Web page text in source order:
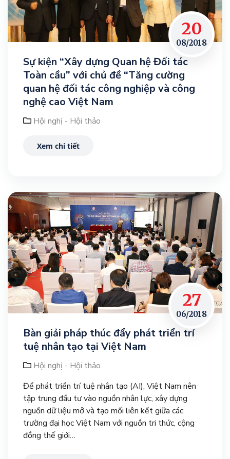
20
08/2018
Sự kiện “Xây dựng Quan hệ Đối tác
Toàn cầu” với chủ đề “Tăng cường
quan hệ đối tác công nghiệp và công
nghệ cao Việt Nam
Hội nghị - Hội thảo
Xem chi tiết
27
06/2018
Bàn giải pháp thúc đẩy phát triển trí
tuệ nhân tạo tại Việt Nam
Hội nghị - Hội thảo
Để phát triển trí tuệ nhân tạo (AI), Việt Nam nên
tập trung đầu tư vào nguồn nhân lực, xây dựng
nguồn dữ liệu mở và tạo mối liên kết giữa các
trường đại học Việt Nam với nguồn tri thức, cộng
đồng thế giới…